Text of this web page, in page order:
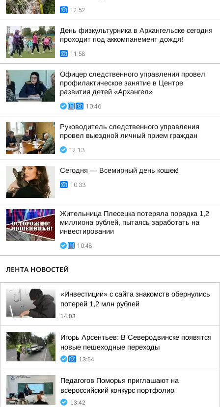
12:52
День физкультурника в Архангельске сегодня
проходит под аккомпанемент дождя!
11:58
Офицер следственного управления провел
профилактическое занятие в Центре
развития детей «Архангел»
10:46
Руководитель следственного управления
провел выездной личный прием граждан
12:13
Сегодня — Всемирный день кошек!
10:33
Жительница Плесецка потеряла порядка 1,2
миллиона рублей, пытаясь заработать на
инвестировании
10:48
ЛЕНТА НОВОСТЕЙ
«Инвестиции» с сайта знакомств обернулись
потерей 1,2 млн рублей
14:03
Игорь Арсентьев: В Северодвинске появятся
новые пешеходные переходы
13:54
Педагогов Поморья приглашают на
всероссийский конкурс портфолио
13:42